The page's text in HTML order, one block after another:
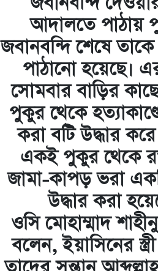
আদালতে পাঠায়
জবানবন্দি শেষে তাকে
পাঠানো হয়েছে।
সোমবার বাড়ির
পুকুর থেকে
করা বটি উদ্ধার
একই পুকুর থেকে
জামা-কাপড় ভরা
উদ্ধার করা
ওসি মোহাম্মাদ
বলেন, ইয়াসিনের